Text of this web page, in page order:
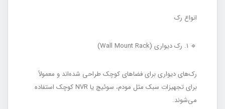
انواع رک
🔹 ۱. رک دیواری (Wall Mount Rack)
رک‌های دیواری برای فضاهای کوچک طراحی شده‌اند و معمولاً
برای تجهیزات سبک مثل مودم، سوئیچ یا NVR کوچک استفاده
می‌شوند.